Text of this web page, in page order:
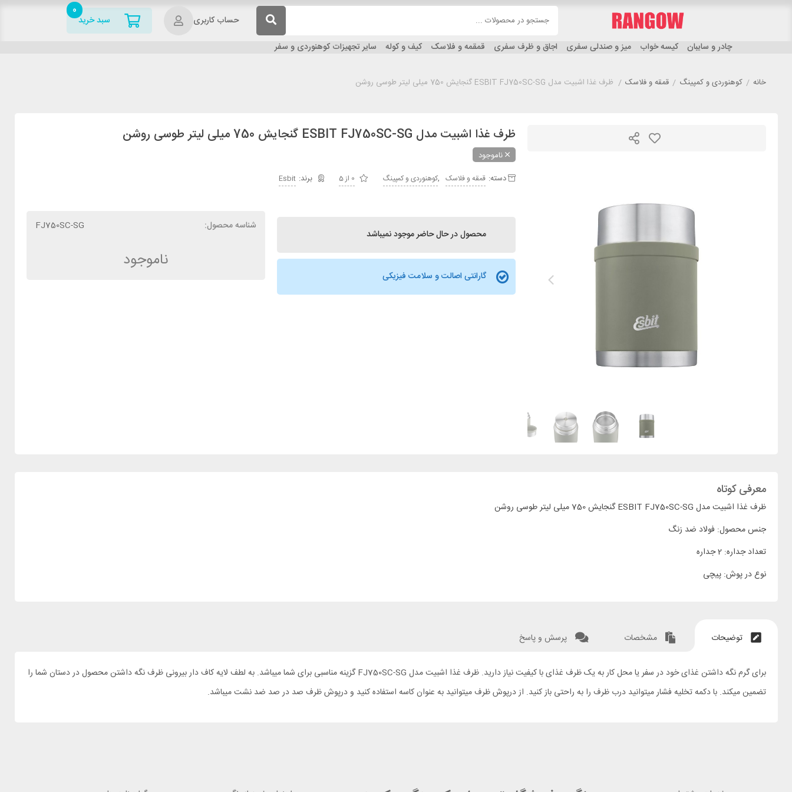
حساب کاربری سبد خرید
0
چادر و سایبان کیسه خواب میز و صندلی سفری اجاق و ظرف سفری قمقمه و فلاسک کیف و کوله سایر تجهیزات کوهنوردی و سفر
خانه / کوهنوردی و کمپینگ / قمقه و فلاسک / ظرف غذا اشبیت مدل ESBIT FJ750SC-SG گنجایش 750 میلی لیتر طوسی روشن
ظرف غذا اشبیت مدل ESBIT FJ750SC-SG گنجایش 750 میلی لیتر طوسی روشن
ناموجود
دسته: قمقه و فلاسک ,کوهنوردی و کمپینگ 0 از 5 Esbit
محصول در حال حاضر موجود نمیباشد
گارانتی اصالت و سلامت فیزیکی
شناسه محصول: FJ750SC-SG
ناموجود
معرفی کوتاه
ظرف غذا اشبیت مدل ESBIT FJ750SC-SG گنجایش 750 میلی لیتر طوسی روشن
جنس محصول: فولاد ضد زنگ
تعداد جداره: 2 جداره
نوع در پوش: پیچی
توضیحات مشخصات پرسش و پاسخ
برای گرم نگه داشتن غذای خود در سفر یا محل کار به یک ظرف غذای با کیفیت نیاز دارید. ظرف غذا اشبیت مدل FJ750SC-SG گزینه مناسبی برای شما میباشد. به لطف لایه کاف دار بیرونی ظرف نگه داشتن محصول در دستان شما را
تضمین میکند. با دکمه تخلیه فشار میتوانید درب ظرف را به راحتی باز کنید. از درپوش ظرف میتوانید به عنوان کاسه استفاده کنید و درپوش ظرف صد در صد ضد نشت میباشد.